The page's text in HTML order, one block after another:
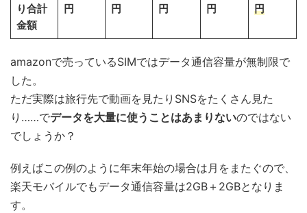
り合計
金額
円
円
円
円
円
amazonで売っているSIMではデータ通信容量が無制限で
した。
ただ実際は旅行先で動画を見たりSNSをたくさん見た
り……でデータを大量に使うことはあまりないのではない
でしょうか？
例えばこの例のように年末年始の場合は月をまたぐので、
楽天モバイルでもデータ通信容量は2GB＋2GBとなりま
す。